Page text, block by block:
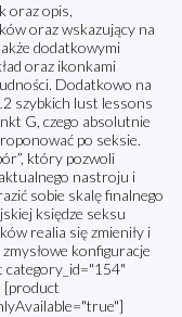
oraz opis,
oraz wskazujący na
dodatkowymi
oraz ikonkami
Dodatkowo na
szybkich lust lessons
G, czego absolutnie
po seksie.
który pozwoli
nastroju i
sobie skalę finalnego
księdze seksu
realia się zmieniły i
konfiguracje
category_id="154"
[product